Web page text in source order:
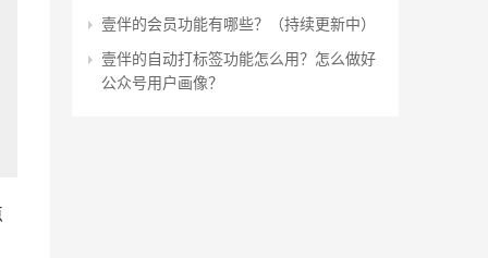
壹伴的会员功能有哪些？（持续更新中）
壹伴的自动打标签功能怎么用？怎么做好
公众号用户画像？